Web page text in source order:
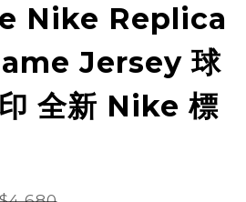
Nike Replica
Jersey 球
全新 Nike 標